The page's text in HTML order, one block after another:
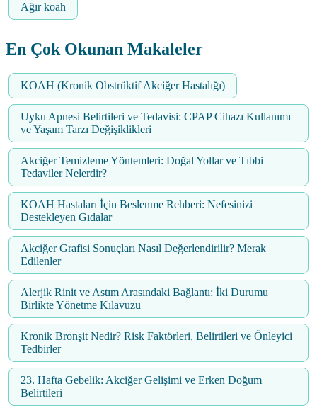
Ağır koah
En Çok Okunan Makaleler
KOAH (Kronik Obstrüktif Akciğer Hastalığı)
Uyku Apnesi Belirtileri ve Tedavisi: CPAP Cihazı Kullanımı
ve Yaşam Tarzı Değişiklikleri
Akciğer Temizleme Yöntemleri: Doğal Yollar ve Tıbbi
Tedaviler Nelerdir?
KOAH Hastaları İçin Beslenme Rehberi: Nefesinizi
Destekleyen Gıdalar
Akciğer Grafisi Sonuçları Nasıl Değerlendirilir? Merak
Edilenler
Alerjik Rinit ve Astım Arasındaki Bağlantı: İki Durumu
Birlikte Yönetme Kılavuzu
Kronik Bronşit Nedir? Risk Faktörleri, Belirtileri ve Önleyici
Tedbirler
23. Hafta Gebelik: Akciğer Gelişimi ve Erken Doğum
Belirtileri